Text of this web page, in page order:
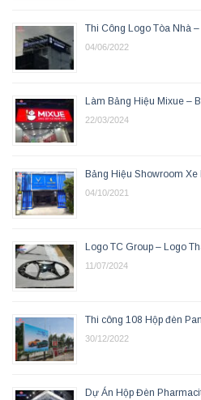
Thi Công Logo Tòa Nhà
04/06/2022
Làm Bảng Hiệu Mixue –
22/03/2024
Bảng Hiệu Showroom
04/10/2021
Logo TC Group – Logo
11/07/2024
Thi công 108 Hộp đèn
30/12/2022
Dự Án Hộp Đèn